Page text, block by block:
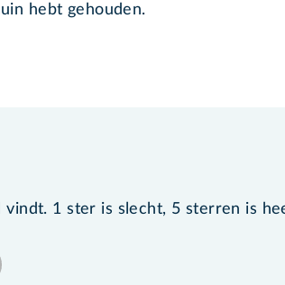
hebt gehouden.
1 ster is slecht, 5 sterren is